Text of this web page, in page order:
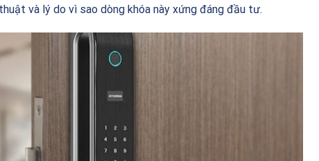
và lý do vì sao dòng khóa này xứng đáng đầu tư.